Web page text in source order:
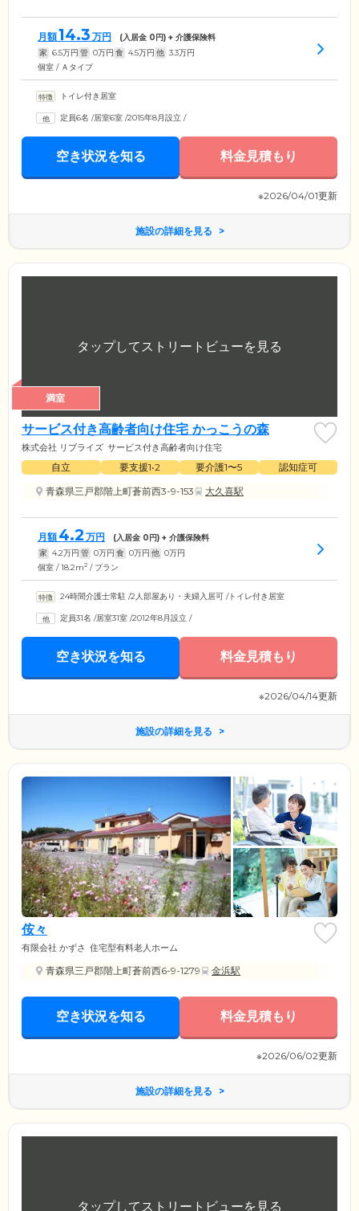
月額14.3 万円 (入居金 0円) + 介護保険料
家 6.5万円 管 0万円 食 4.5万円 他 3.3万円
個室 / Ａタイプ
トイレ付き居室
定員6名 /居室6室 /2015年8月設立 /
空き状況を知る 料金見積もり
※2026/04/01更新
施設の詳細を見る
満室
サービス付き高齢者向け住宅 かっこうの森
株式会社 リブライズ サービス付き高齢者向け住宅
自立 要支援1•2 要介護1〜5
認知症可
青森県三戸郡階上町蒼前西3-9-153
大久喜駅
月額 4.2 万円 (入居金 0円) + 介護保険料
家 4.2万円 管 0万円 食 0万円 他 0万円
個室 / 18.2m2 / プラン
24時間介護士常駐 /2人部屋あり・夫婦入居可 /トイレ付き居室
定員31名 /居室31室 /2012年8月設立 /
空き状況を知る 料金見積もり
※2026/04/14更新
施設の詳細を見る
侒々
有限会社 かずさ 住宅型有料老人ホーム
青森県三戸郡階上町蒼前西6-9-1279 金浜駅
空き状況を知る 料金見積もり
※2026/06/02更新
施設の詳細を見る